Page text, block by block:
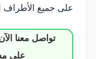
على جميع الأطراف
تواصل معنا
على